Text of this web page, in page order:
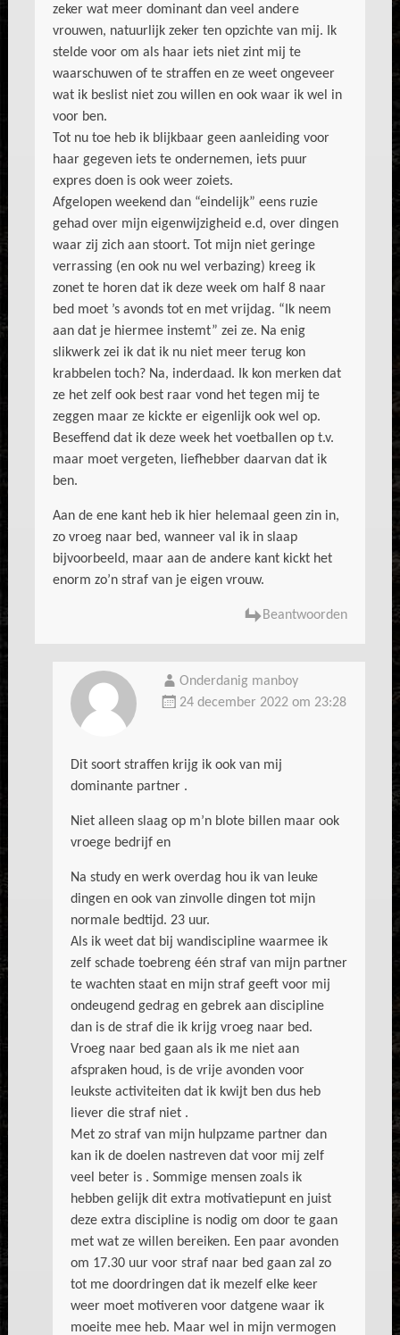
zeker wat meer dominant dan veel andere
vrouwen, natuurlijk zeker ten opzichte van mij. Ik
stelde voor om als haar iets niet zint mij te
waarschuwen of te straffen en ze weet ongeveer
wat ik beslist niet zou willen en ook waar ik wel in
voor ben.
Tot nu toe heb ik blijkbaar geen aanleiding voor
haar gegeven iets te ondernemen, iets puur
expres doen is ook weer zoiets.
Afgelopen weekend dan “eindelijk” eens ruzie
gehad over mijn eigenwijzigheid e.d, over dingen
waar zij zich aan stoort. Tot mijn niet geringe
verrassing (en ook nu wel verbazing) kreeg ik
zonet te horen dat ik deze week om half 8 naar
bed moet ’s avonds tot en met vrijdag. “Ik neem
aan dat je hiermee instemt” zei ze. Na enig
slikwerk zei ik dat ik nu niet meer terug kon
krabbelen toch? Na, inderdaad. Ik kon merken dat
ze het zelf ook best raar vond het tegen mij te
zeggen maar ze kickte er eigenlijk ook wel op.
Beseffend dat ik deze week het voetballen op t.v.
maar moet vergeten, liefhebber daarvan dat ik
ben.
Aan de ene kant heb ik hier helemaal geen zin in,
zo vroeg naar bed, wanneer val ik in slaap
bijvoorbeeld, maar aan de andere kant kickt het
enorm zo’n straf van je eigen vrouw.
Beantwoorden
Onderdanig manboy
24 december 2022 om 23:28
Dit soort straffen krijg ik ook van mij
dominante partner .
Niet alleen slaag op m’n blote billen maar ook
vroege bedrijf en
Na study en werk overdag hou ik van leuke
dingen en ook van zinvolle dingen tot mijn
normale bedtijd. 23 uur.
Als ik weet dat bij wandiscipline waarmee ik
zelf schade toebreng één straf van mijn partner
te wachten staat en mijn straf geeft voor mij
ondeugend gedrag en gebrek aan discipline
dan is de straf die ik krijg vroeg naar bed.
Vroeg naar bed gaan als ik me niet aan
afspraken houd, is de vrije avonden voor
leukste activiteiten dat ik kwijt ben dus heb
liever die straf niet .
Met zo straf van mijn hulpzame partner dan
kan ik de doelen nastreven dat voor mij zelf
veel beter is . Sommige mensen zoals ik
hebben gelijk dit extra motivatiepunt en juist
deze extra discipline is nodig om door te gaan
met wat ze willen bereiken. Een paar avonden
om 17.30 uur voor straf naar bed gaan zal zo
tot me doordringen dat ik mezelf elke keer
weer moet motiveren voor datgene waar ik
moeite mee heb. Maar wel in mijn vermogen